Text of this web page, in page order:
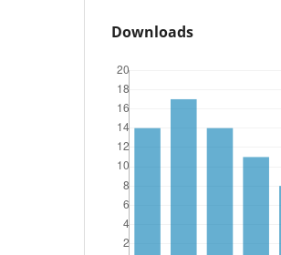
Downloads